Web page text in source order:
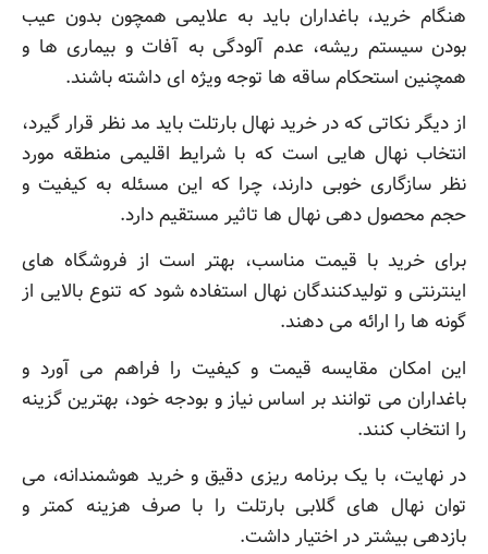
هنگام خرید، باغداران باید به علایمی همچون بدون عیب
بودن سیستم ریشه، عدم آلودگی به آفات و بیماری ها و
همچنین استحکام ساقه ها توجه ویژه ای داشته باشند.
از دیگر نکاتی که در خرید نهال بارتلت باید مد نظر قرار گیرد،
انتخاب نهال هایی است که با شرایط اقلیمی منطقه مورد
نظر سازگاری خوبی دارند، چرا که این مسئله به کیفیت و
حجم محصول دهی نهال ها تاثیر مستقیم دارد.
برای خرید با قیمت مناسب، بهتر است از فروشگاه های
اینترنتی و تولیدکنندگان نهال استفاده شود که تنوع بالایی از
گونه ها را ارائه می دهند.
این امکان مقایسه قیمت و کیفیت را فراهم می آورد و
باغداران می توانند بر اساس نیاز و بودجه خود، بهترین گزینه
را انتخاب کنند.
در نهایت، با یک برنامه ریزی دقیق و خرید هوشمندانه، می
توان نهال های گلابی بارتلت را با صرف هزینه کمتر و
بازدهی بیشتر در اختیار داشت.